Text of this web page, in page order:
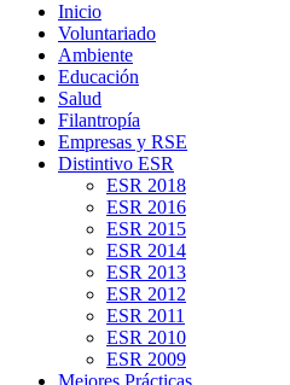
Inicio
Voluntariado
Ambiente
Educación
Salud
Filantropía
Empresas y RSE
Distintivo ESR
ESR 2018
ESR 2016
ESR 2015
ESR 2014
ESR 2013
ESR 2012
ESR 2011
ESR 2010
ESR 2009
Mejores Prácticas